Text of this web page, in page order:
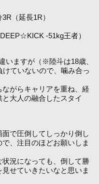
（延長1R）
-51kg王者）
いますが（※陸斗は18歳、
ていないので、噛み合っ
ながらキャリアを重ね、経
大人の融合したスタイ
で圧倒してしっかり倒し
、注目のほどお願いしま
状況になっても、倒して勝
せていきたいなと思いま